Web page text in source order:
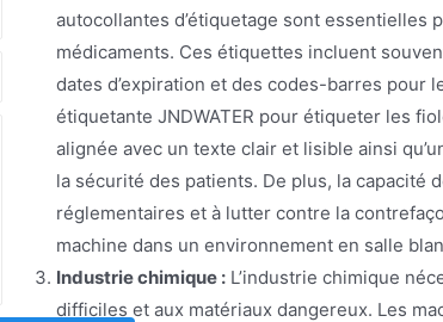
autocollantes d’étiquetage sont
médicaments. Ces étiquettes incluent
dates d’expiration et des codes-barres pour
étiquetante JNDWATER pour étiqueter les
alignée avec un texte clair et lisible ainsi
la sécurité des patients. De plus, la capacité
réglementaires et à lutter contre la
machine dans un environnement en salle
Industrie chimique : L’industrie chimique
difficiles et aux matériaux dangereux. Les